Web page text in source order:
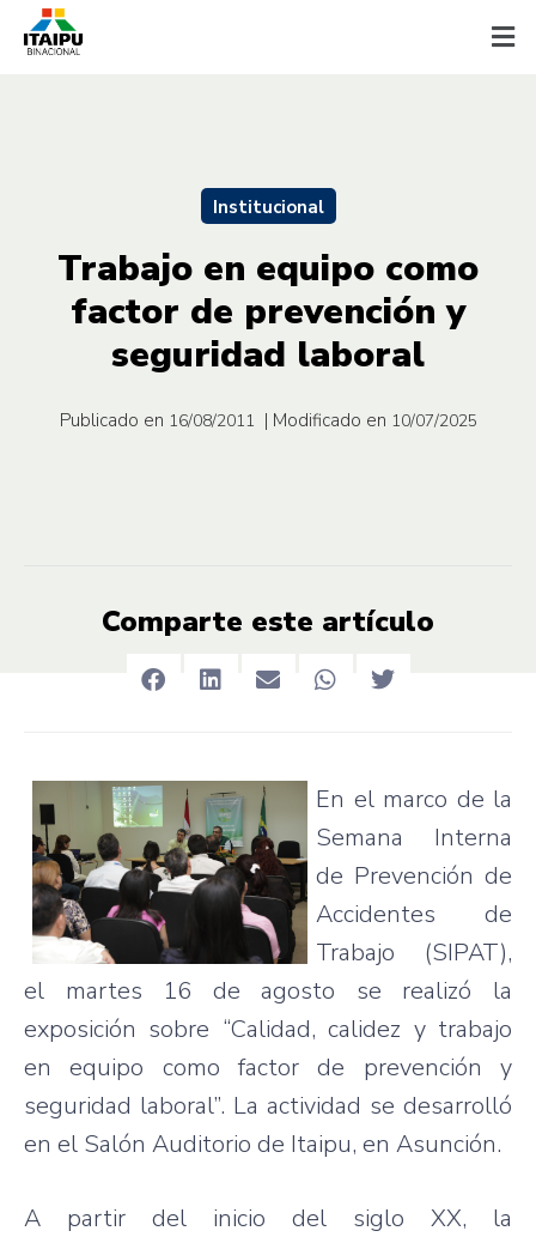
Institucional
Trabajo en equipo como
factor de prevención y
seguridad laboral
Publicado en 16/08/2011 | Modificado en 10/07/2025
Comparte este artículo
En el marco de la
Semana
Interna
de Prevención de
Accidentes de
Trabajo (SIPAT),
el martes 16 deagosto se realizó la
exposición sobre “Calidad,calidez y trabajo
enequipo como factor de prevención y
seguridad laboral”. La actividad se desarrolló
en el Salón Auditorio de Itaipu, en Asunción.
A partir del inicio del siglo XX, la